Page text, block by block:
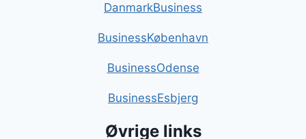
DanmarkBusiness
BusinessKøbenhavn
BusinessOdense
BusinessEsbjerg
Øvrige links